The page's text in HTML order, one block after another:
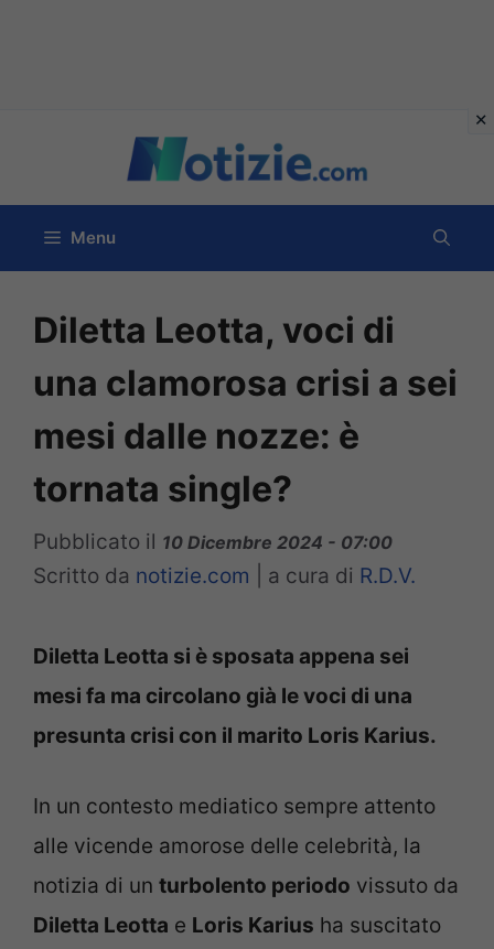
contenuto
Menu
Diletta Leotta, voci di
una clamorosa crisi a sei
mesi dalle nozze: è
tornata single?
Pubblicato il 10 Dicembre 2024 - 07:00
Scritto da notizie.com a cura di R.D.V.
Diletta Leotta si è sposata appena sei
mesi fa ma circolano già le voci di una
presunta crisi con il marito Loris Karius.
In un contesto mediatico sempre attento
alle vicende amorose delle celebrità, la
notizia di un turbolento periodo vissuto da
Diletta Leotta e Loris Karius ha suscitato